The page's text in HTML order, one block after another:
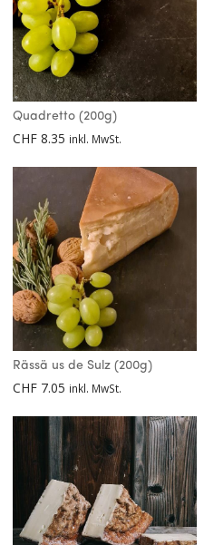
Quadretto (200g)
CHF 8.35 inkl. MwSt.
Rässä us de Sulz (200g)
CHF 7.05 inkl. MwSt.